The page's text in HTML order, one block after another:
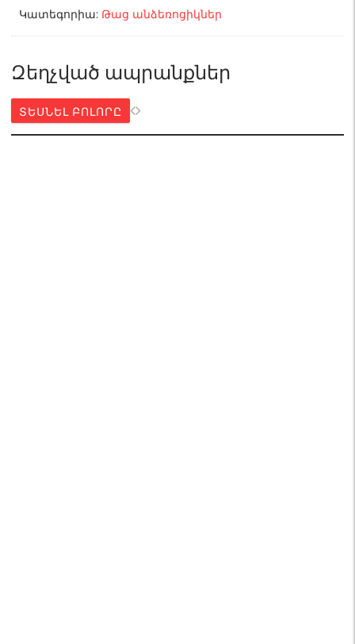
Կատեգորիա: Թաց անձեռոցիկներ
Զեղչված ապրանքներ
ՏԵՍՆԵԼ ԲՈԼՈՐԸ